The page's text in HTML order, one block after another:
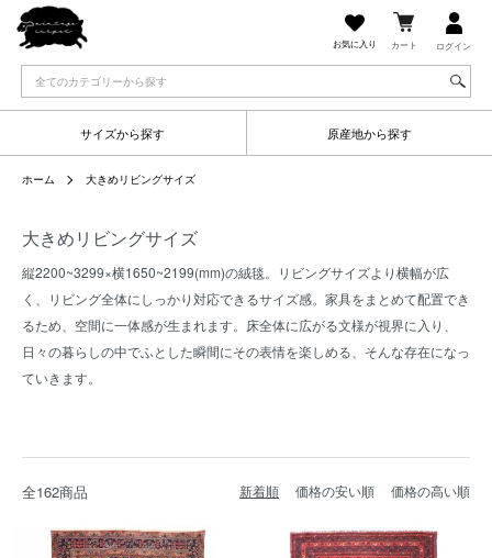
お気に入り カート ログイン
サイズから探す 原産地から探す
ホーム 大きめリビングサイズ
大きめリビングサイズ
縦2200~3299×横1650~2199(mm)の絨毯。リビングサイズより横幅が広
く、リビング全体にしっかり対応できるサイズ感。家具をまとめて配置でき
るため、空間に一体感が生まれます。床全体に広がる文様が視界に入り、
日々の暮らしの中でふとした瞬間にその表情を楽しめる、そんな存在になっ
ていきます。
全162商品 新着順 価格の安い順 価格の高い順